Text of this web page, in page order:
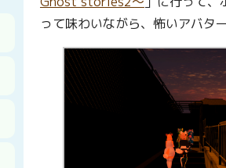
って味わいながら、怖いアバタ